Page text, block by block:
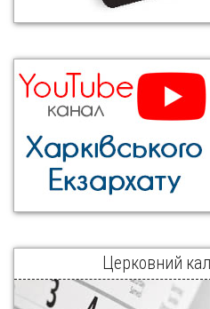
Церковний